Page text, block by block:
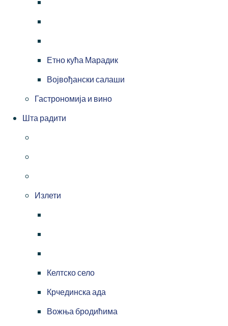
Етно кућа Марадик
Војвођански салаши
Гастрономија и вино
Шта радити
Излети
Келтско село
Крчединска ада
Вожња бродићима